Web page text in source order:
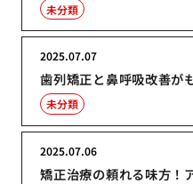
未分類
歯列矯正と鼻呼吸改善が
2025.07.07
未分類
矯正治療の頼れる味方！
2025.07.06